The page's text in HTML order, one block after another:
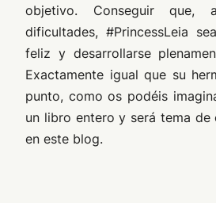
objetivo. Conseguir
dificultades, #PrincessLeia
feliz y desarrollarse
Exactamente igual que su
punto, como os podéis
un libro entero y será tema
en este blog.